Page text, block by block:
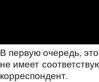
В первую очередь,
не имеет
корреспондент.